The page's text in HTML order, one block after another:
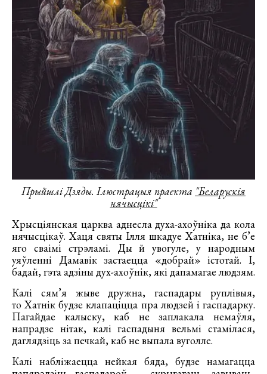
Прыйшлі Дзяды. Ілюстрацыя праекта "Беларускія
нячысцікі"
Хрысціянская царква аднесла духа-ахоўніка да кола
нячысцікаў. Хаця святы Ілля шкадуе Хатніка, не б’е
яго сваімі стрэламі. Ды й увогуле, у народным
уяўленні Дамавік застаецца «добрай» істотай. І,
бадай, гэта адзіны дух-ахоўнік, які дапамагае людзям.
Калі сям’я жыве дружна, гаспадары руплівыя,
то Хатнік будзе клапаціцца пра людзей і гаспадарку.
Пагайдае калыску, каб не заплакала немаўля,
напрадзе нітак, калі гаспадыня вельмі стамілася,
даглядзіць за печкай, каб не выпала вуголле.
Калі набліжаецца нейкая бяда, будзе намагацца